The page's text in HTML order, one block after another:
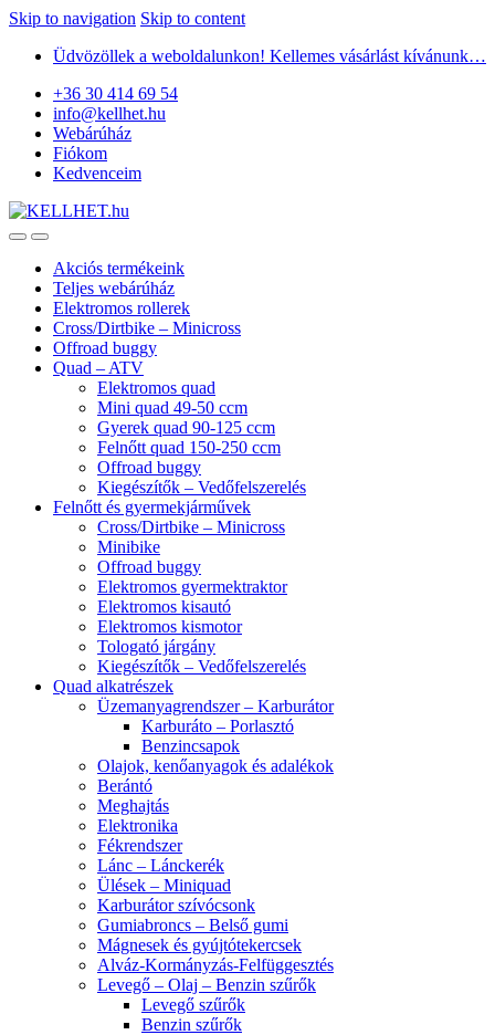
Skip to navigation Skip to content
Üdvözöllek a weboldalunkon! Kellemes vásárlást kívánunk…
+36 30 414 69 54
info@kellhet.hu
Webárúház
Fiókom
Kedvenceim
Akciós termékeink
Teljes webárúház
Elektromos rollerek
Cross/Dirtbike – Minicross
Offroad buggy
Quad – ATV
Elektromos quad
Mini quad 49-50 ccm
Gyerek quad 90-125 ccm
Felnőtt quad 150-250 ccm
Offroad buggy
Kiegészítők – Vedőfelszerelés
Felnőtt és gyermekjárművek
Cross/Dirtbike – Minicross
Minibike
Offroad buggy
Elektromos gyermektraktor
Elektromos kisautó
Elektromos kismotor
Tologató járgány
Kiegészítők – Vedőfelszerelés
Quad alkatrészek
Üzemanyagrendszer – Karburátor
Karburáto – Porlasztó
Benzincsapok
Olajok, kenőanyagok és adalékok
Berántó
Meghajtás
Elektronika
Fékrendszer
Lánc – Lánckerék
Ülések – Miniquad
Karburátor szívócsonk
Gumiabroncs – Belső gumi
Mágnesek és gyújtótekercsek
Alváz-Kormányzás-Felfüggesztés
Levegő – Olaj – Benzin szűrők
Levegő szűrők
Benzin szűrők